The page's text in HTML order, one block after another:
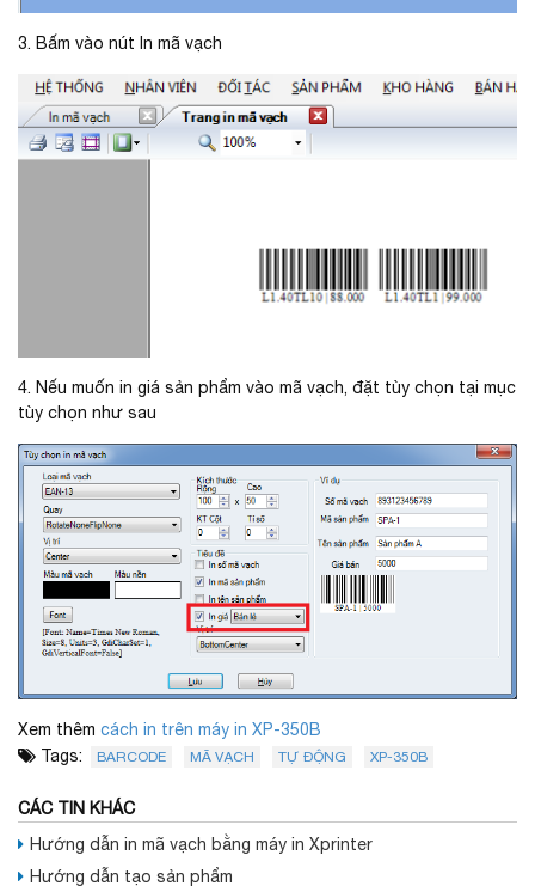
3. Bấm vào nút In mã vạch
4. Nếu muốn in giá sản phẩm vào mã vạch, đặt tùy chọn tại mục
tùy chọn như sau
Xem thêm cách in trên máy in XP-350B
Tags:
BARCODE MÃ VẠCH TỰ ĐỘNG XP-350B
CÁC TIN KHÁC
Hướng dẫn in mã vạch bằng máy in Xprinter
Hướng dẫn tạo sản phẩm